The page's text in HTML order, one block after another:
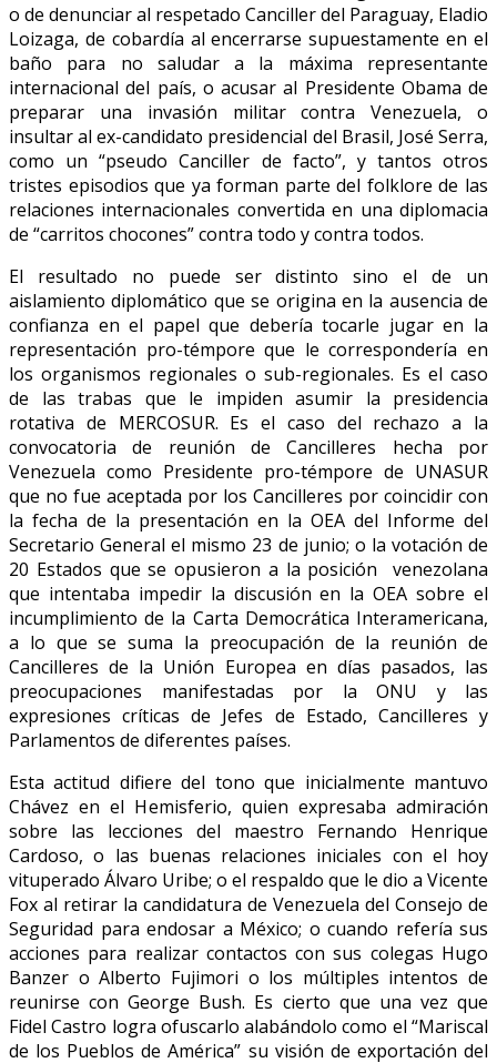
o de denunciar al respetado Canciller del Paraguay, Eladio
Loizaga, de cobardía al encerrarse supuestamente en el
baño para no saludar a la máxima representante
internacional del país, o acusar al Presidente Obama de
preparar una invasión militar contra Venezuela, o
insultar al ex-candidato presidencial del Brasil, José Serra,
como un “pseudo Canciller de facto”, y tantos otros
tristes episodios que ya forman parte del folklore de las
relaciones internacionales convertida en una diplomacia
de “carritos chocones” contra todo y contra todos.
El resultado no puede ser distinto sino el de un
aislamiento diplomático que se origina en la ausencia de
confianza en el papel que debería tocarle jugar en la
representación pro-témpore que le correspondería en
los organismos regionales o sub-regionales. Es el caso
de las trabas que le impiden asumir la presidencia
rotativa de MERCOSUR. Es el caso del rechazo a la
convocatoria de reunión de Cancilleres hecha por
Venezuela como Presidente pro-témpore de UNASUR
que no fue aceptada por los Cancilleres por coincidir con
la fecha de la presentación en la OEA del Informe del
Secretario General el mismo 23 de junio; o la votación de
20 Estados que se opusieron a la posición venezolana
que intentaba impedir la discusión en la OEA sobre el
incumplimiento de la Carta Democrática Interamericana,
a lo que se suma la preocupación de la reunión de
Cancilleres de la Unión Europea en días pasados, las
preocupaciones manifestadas por la ONU y las
expresiones críticas de Jefes de Estado, Cancilleres y
Parlamentos de diferentes países.
Esta actitud difiere del tono que inicialmente mantuvo
Chávez en el Hemisferio, quien expresaba admiración
sobre las lecciones del maestro Fernando Henrique
Cardoso, o las buenas relaciones iniciales con el hoy
vituperado Álvaro Uribe; o el respaldo que le dio a Vicente
Fox al retirar la candidatura de Venezuela del Consejo de
Seguridad para endosar a México; o cuando refería sus
acciones para realizar contactos con sus colegas Hugo
Banzer o Alberto Fujimori o los múltiples intentos de
reunirse con George Bush. Es cierto que una vez que
Fidel Castro logra ofuscarlo alabándolo como el “Mariscal
de los Pueblos de América” su visión de exportación del